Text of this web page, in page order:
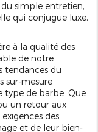
simple entretien,
qui conjugue luxe,
à la qualité des
de notre
tendances du
sur-mesure
type de barbe. Que
un retour aux
des
et de leur bien-